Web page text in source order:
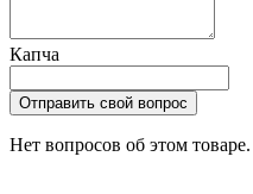
Капча
Отправить свой вопрос
Нет вопросов об этом товаре.